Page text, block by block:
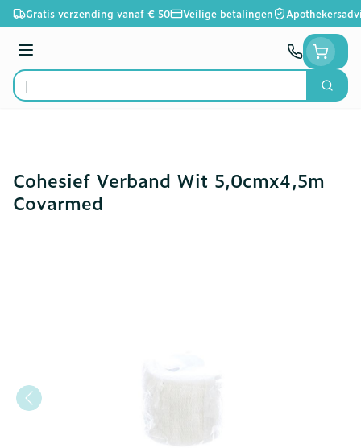
Ga naar de inhoud
Gratis verzending vanaf € 50 Veilige betalingen
Menu
Product, merk, categorie...
Zoek
Cohesief Verband Wit 5,0cmx4,5m
Covarmed